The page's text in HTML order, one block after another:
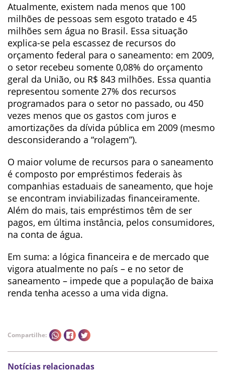
Atualmente, existem nada menos que 100
milhões de pessoas sem esgoto tratado e 45
milhões sem água no Brasil. Essa situação
explica-se pela escassez de recursos do
orçamento federal para o saneamento: em 2009,
o setor recebeu somente 0,08% do orçamento
geral da União, ou R$ 843 milhões. Essa quantia
representou somente 27% dos recursos
programados para o setor no passado, ou 450
vezes menos que os gastos com juros e
amortizações da dívida pública em 2009 (mesmo
desconsiderando a “rolagem”).
O maior volume de recursos para o saneamento
é composto por empréstimos federais às
companhias estaduais de saneamento, que hoje
se encontram inviabilizadas financeiramente.
Além do mais, tais empréstimos têm de ser
pagos, em última instância, pelos consumidores,
na conta de água.
Em suma: a lógica financeira e de mercado que
vigora atualmente no país – e no setor de
saneamento – impede que a população de baixa
renda tenha acesso a uma vida digna.
Compartilhe:
Notícias relacionadas